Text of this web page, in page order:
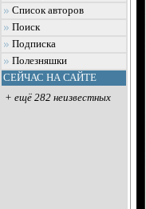
Список авторов
Поиск
Подписка
Полезняшки
СЕЙЧАС НА САЙТЕ
+ ещё 282 неизвестных